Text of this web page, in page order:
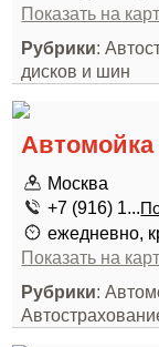
Показать на
Рубрики:
дисков и шин
Автомойка
Москва
+7 (916) 1...
ежедневно,
Показать на
Рубрики: